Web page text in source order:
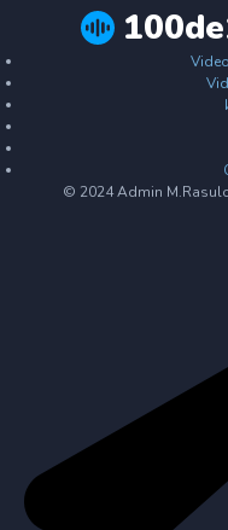
© 2024 Admin